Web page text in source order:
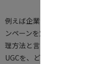
例えば企業からユーザーへ、
ンペーンを定期的に開催する
理方法と言えます。ユーザー
UGCを、どうすれば作成して